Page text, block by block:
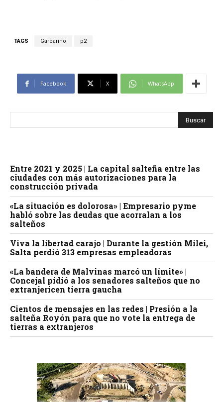
TAGS Garbarino p2
Facebook X WhatsApp
Entre 2021 y 2025 | La capital salteña entre las
ciudades con más autorizaciones para la
construcción privada
«La situación es dolorosa» | Empresario pyme
habló sobre las deudas que acorralan a los
salteños
Viva la libertad carajo | Durante la gestión Milei,
Salta perdió 313 empresas empleadoras
«La bandera de Malvinas marcó un límite» |
Concejal pidió a los senadores salteños que no
extranjericen tierra gaucha
Cientos de mensajes en las redes | Presión a la
salteña Royón para que no vote la entrega de
tierras a extranjeros